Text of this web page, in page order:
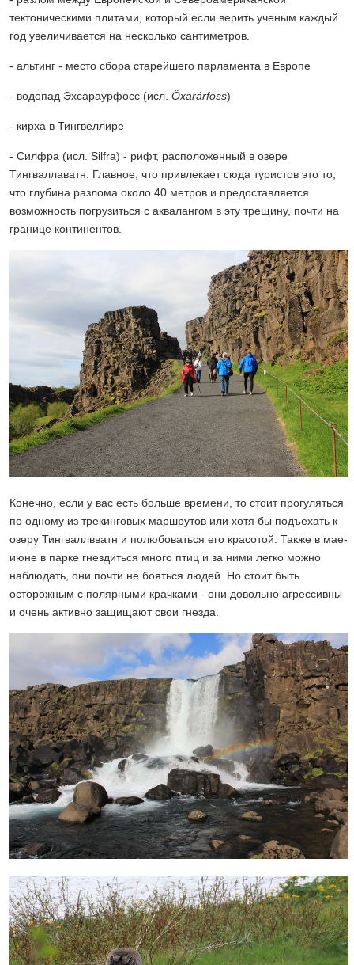
тектоническими плитами, который если верить ученым каждый
год увеличивается на несколько сантиметров.
- альтинг - место сбора старейшего парламента в Европе
- водопад Эхсараурфосс (исл. Öxarárfoss)
- кирха в Тингвеллире
- Силфра (исл. Silfra) - рифт, расположенный в озере
Тингваллаватн. Главное, что привлекает сюда туристов это то,
что глубина разлома около 40 метров и предоставляется
возможность погрузиться с аквалангом в эту трещину, почти на
границе континентов.
Конечно, если у вас есть больше времени, то стоит прогуляться
по одному из трекинговых маршрутов или хотя бы подъехать к
озеру Тингваллвватн и полюбоваться его красотой. Также в мае-
июне в парке гнездиться много птиц и за ними легко можно
наблюдать, они почти не бояться людей. Но стоит быть
осторожным с полярными крачками - они довольно агрессивны
и очень активно защищают свои гнезда.